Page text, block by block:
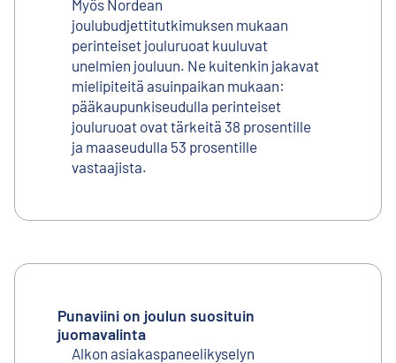
Myös Nordean
joulubudjettitutkimuksen mukaan
perinteiset jouluruoat kuuluvat
unelmien jouluun. Ne kuitenkin jakavat
mielipiteitä asuinpaikan mukaan:
pääkaupunkiseudulla perinteiset
jouluruoat ovat tärkeitä 38 prosentille
ja maaseudulla 53 prosentille
vastaajista.
Punaviini on joulun suosituin
juomavalinta
Alkon asiakaspaneelikyselyn